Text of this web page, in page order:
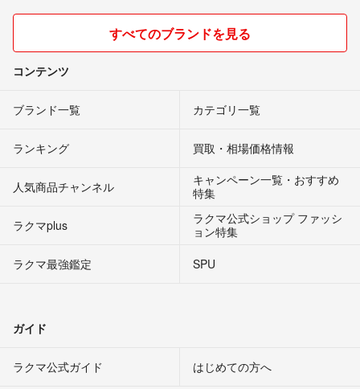
すべてのブランドを見る
コンテンツ
ブランド一覧 カテゴリ一覧
ランキング 買取・相場価格情報
人気商品チャンネル
キャンペーン一覧・おすすめ
特集
ラクマplus
ラクマ公式ショップ ファッシ
ョン特集
ラクマ最強鑑定
SPU
ガイド
ラクマ公式ガイド はじめての方へ